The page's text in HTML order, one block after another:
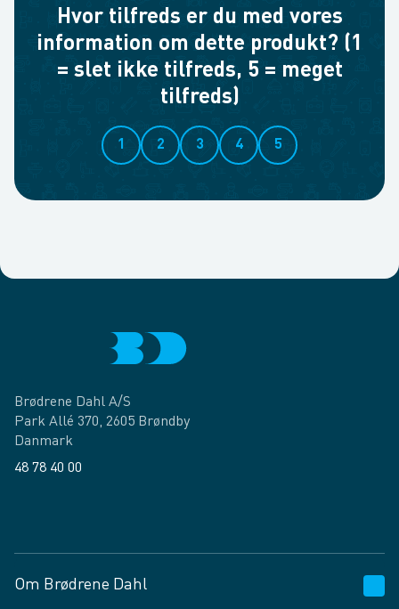
Hvor tilfreds er du med vores
information om dette produkt? (1
= slet ikke tilfreds, 5 = meget
tilfreds)
1 2 3 4 5
Brødrene Dahl A/S
Park Allé 370, 2605 Brøndby
Danmark
48 78 40 00
Om Brødrene Dahl